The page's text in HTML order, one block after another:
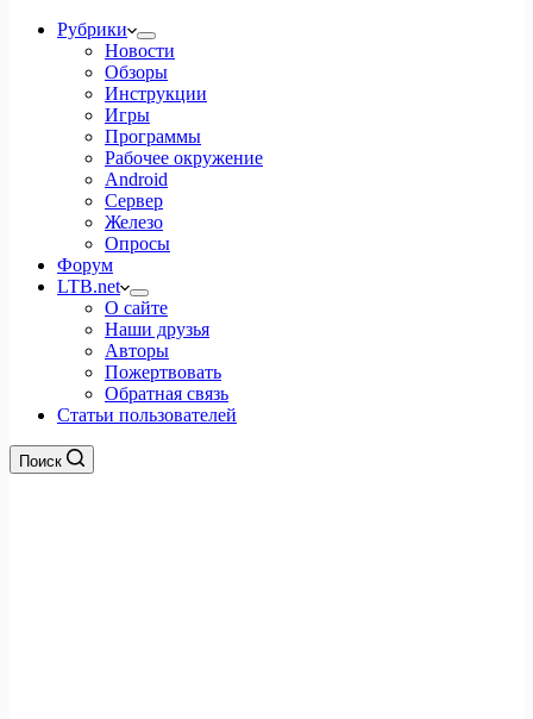
Рубрики
Новости
Обзоры
Инструкции
Игры
Программы
Рабочее окружение
Android
Сервер
Железо
Опросы
Форум
LTB.net
О сайте
Наши друзья
Авторы
Пожертвовать
Обратная связь
Статьи пользователей
Поиск